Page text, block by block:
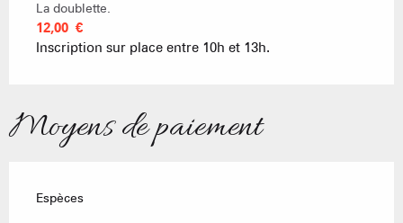
La doublette.
12,00 €
Inscription sur place entre 10h et 13h.
Moyens de paiement
Espèces